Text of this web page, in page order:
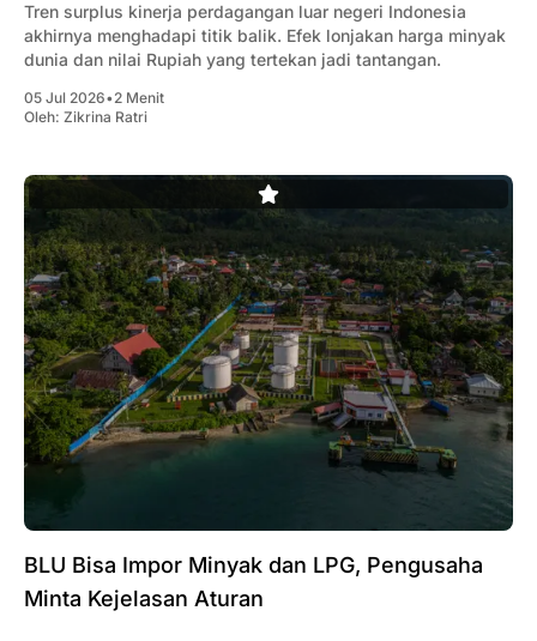
Tren surplus kinerja perdagangan luar negeri Indonesia
akhirnya menghadapi titik balik. Efek lonjakan harga minyak
dunia dan nilai Rupiah yang tertekan jadi tantangan.
05 Jul 2026•2 Menit
Oleh: Zikrina Ratri
BLU Bisa Impor Minyak dan LPG, Pengusaha
Minta Kejelasan Aturan